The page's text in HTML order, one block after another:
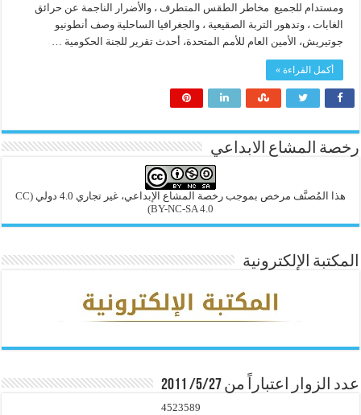
ومستدام للجميع مخاطر الطقس المتطرف ، والأضرار الناجمة عن حرائق
الغابات ، وتدهور التربة الصقيعية ، والجغرافيا الساحلية وصف أنطونيو
جوتيريش، الأمين العام للأمم المتحدة، أحدث تقرير للجنة الحكومية …
أكمل القراءة »
رخصة المشاع الابداعي
هذا المُصنَّف مرخص بموجب رخصة المشاع الإبداعي، غير تجاري 4.0 دولي
(CC
BY-NC-SA 4.0)
المكتبة الإلكترونية
عدد الزوار اعتباراً من 5/27/ 2011
4523589